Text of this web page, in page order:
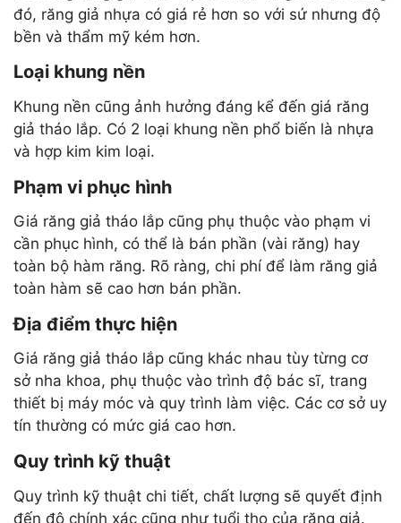
đó, răng giả nhựa có giá rẻ hơn so với sứ nhưng độ
bền và thẩm mỹ kém hơn.
Loại khung nền
Khung nền cũng ảnh hưởng đáng kể đến giá răng
giả tháo lắp. Có 2 loại khung nền phổ biến là nhựa
và hợp kim kim loại.
Phạm vi phục hình
Giá răng giả tháo lắp cũng phụ thuộc vào phạm vi
cần phục hình, có thể là bán phần (vài răng) hay
toàn bộ hàm răng. Rõ ràng, chi phí để làm răng giả
toàn hàm sẽ cao hơn bán phần.
Địa điểm thực hiện
Giá răng giả tháo lắp cũng khác nhau tùy từng cơ
sở nha khoa, phụ thuộc vào trình độ bác sĩ, trang
thiết bị máy móc và quy trình làm việc. Các cơ sở uy
tín thường có mức giá cao hơn.
Quy trình kỹ thuật
Quy trình kỹ thuật chi tiết, chất lượng sẽ quyết định
đến độ chính xác cũng như tuổi thọ của răng giả.